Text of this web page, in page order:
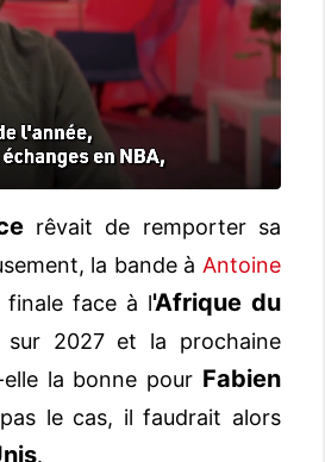
rêvait de remporter sa
la bande à Antoine
finale face à l'Afrique du
2027 et la prochaine
la bonne pour Fabien
le cas, il faudrait alors
.